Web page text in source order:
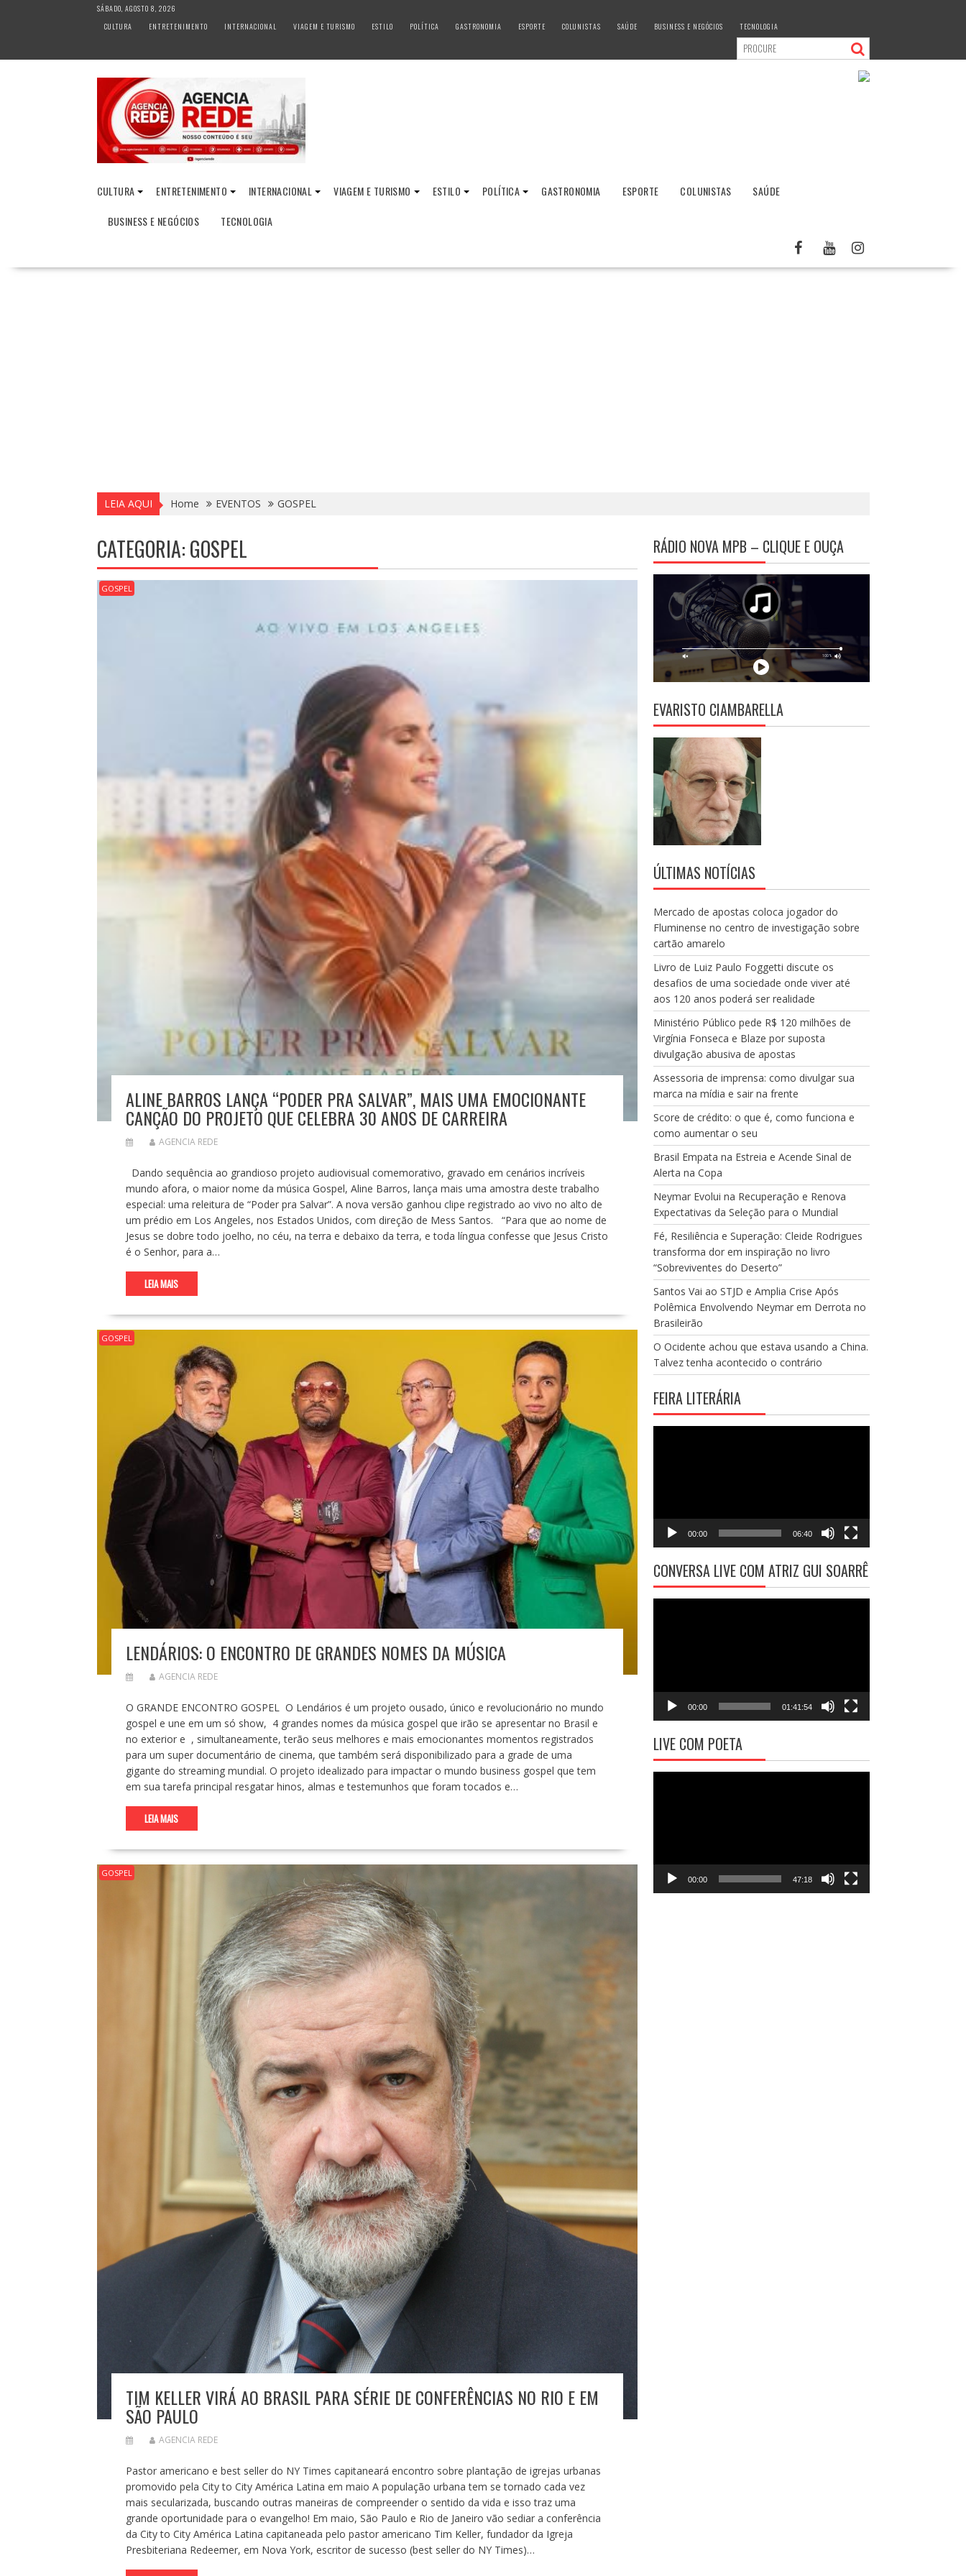
SÁBADO, AGOSTO 8, 2026
CULTURA
ENTRETENIMENTO INTERNACIONAL VIAGEM E TURISMO ESTILO POLÍTICA GASTRONOMIA ESPORTE COLUNISTAS SAÚDE BUSINESS E NEGÓCIOS TECNOLOGIA
CULTURA ENTRETENIMENTO INTERNACIONAL VIAGEM E TURISMO ESTILO POLÍTICA GASTRONOMIA ESPORTE COLUNISTAS
SAÚDE
BUSINESS E NEGÓCIOS
TECNOLOGIA
LEIA AQUI Home EVENTOS GOSPEL
CATEGORIA:GOSPEL
GOSPEL
ALINE BARROS LANÇA “PODER PRA SALVAR”, MAIS UMA EMOCIONANTE
CANÇÃO DO PROJETO QUE CELEBRA 30 ANOS DE CARREIRA
AGENCIA REDE
Dando sequência ao grandioso projeto audiovisual comemorativo, gravado em cenários incríveis
mundo afora, o maior nome da música Gospel, Aline Barros, lança mais uma amostra deste trabalho
especial: uma releitura de “Poder pra Salvar”. A nova versão ganhou clipe registrado ao vivo no alto de
um prédio em Los Angeles, nos Estados Unidos, com direção de Mess Santos. “Para que ao nome de
Jesus se dobre todo joelho, no céu, na terra e debaixo da terra, e toda língua confesse que Jesus Cristo
é o Senhor, para a…
LEIA MAIS
GOSPEL
LENDÁRIOS: O ENCONTRO DE GRANDES NOMES DA MÚSICA
AGENCIA REDE
O GRANDE ENCONTRO GOSPEL O Lendários é um projeto ousado, único e revolucionário no mundo
gospel e une em um só show, 4 grandes nomes da música gospel que irão se apresentar no Brasil e
no exterior e , simultaneamente, terão seus melhores e mais emocionantes momentos registrados
para um super documentário de cinema, que também será disponibilizado para a grade de uma
gigante do streaming mundial. O projeto idealizado para impactar o mundo business gospel que tem
em sua tarefa principal resgatar hinos, almas e testemunhos que foram tocados e…
LEIA MAIS
GOSPEL
TIM KELLER VIRÁ AO BRASIL PARA SÉRIE DE CONFERÊNCIAS NO RIO E EM
SÃO PAULO
AGENCIA REDE
Pastor americano e best seller do NY Times capitaneará encontro sobre plantação de igrejas urbanas
promovido pela City to City América Latina em maio A população urbana tem se tornado cada vez
mais secularizada, buscando outras maneiras de compreender o sentido da vida e isso traz uma
grande oportunidade para o evangelho! Em maio, São Paulo e Rio de Janeiro vão sediar a conferência
da City to City América Latina capitaneada pelo pastor americano Tim Keller, fundador da Igreja
Presbiteriana Redeemer, em Nova York, escritor de sucesso (best seller do NY Times)…
RÁDIO NOVA MPB – CLIQUE E OUÇA
EVARISTO CIAMBARELLA
ÚLTIMAS NOTÍCIAS
Mercado de apostas coloca jogador do
Fluminense no centro de investigação sobre
cartão amarelo
Livro de Luiz Paulo Foggetti discute os
desafios de uma sociedade onde viver até
aos 120 anos poderá ser realidade
Ministério Público pede R$ 120 milhões de
Virgínia Fonseca e Blaze por suposta
divulgação abusiva de apostas
Assessoria de imprensa: como divulgar sua
marca na mídia e sair na frente
Score de crédito: o que é, como funciona e
como aumentar o seu
Brasil Empata na Estreia e Acende Sinal de
Alerta na Copa
Neymar Evolui na Recuperação e Renova
Expectativas da Seleção para o Mundial
Fé, Resiliência e Superação: Cleide Rodrigues
transforma dor em inspiração no livro
“Sobreviventes do Deserto”
Santos Vai ao STJD e Amplia Crise Após
Polêmica Envolvendo Neymar em Derrota no
Brasileirão
O Ocidente achou que estava usando a China.
Talvez tenha acontecido o contrário
FEIRA LITERÁRIA
00:00 06:40
CONVERSA LIVE COM ATRIZ GUI SOARRÊ
00:00 01:41:54
LIVE COM POETA
00:00 47:18